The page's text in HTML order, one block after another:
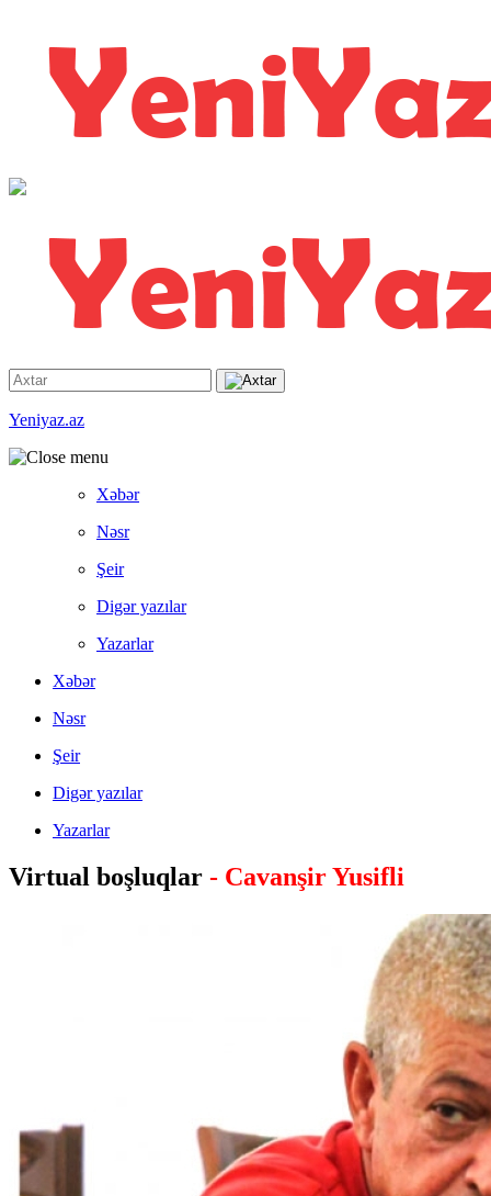
Yeniyaz.az
Xəbər
Nəsr
Şeir
Digər yazılar
Yazarlar
Xəbər
Nəsr
Şeir
Digər yazılar
Yazarlar
Virtual boşluqlar - Cavanşir Yusifli